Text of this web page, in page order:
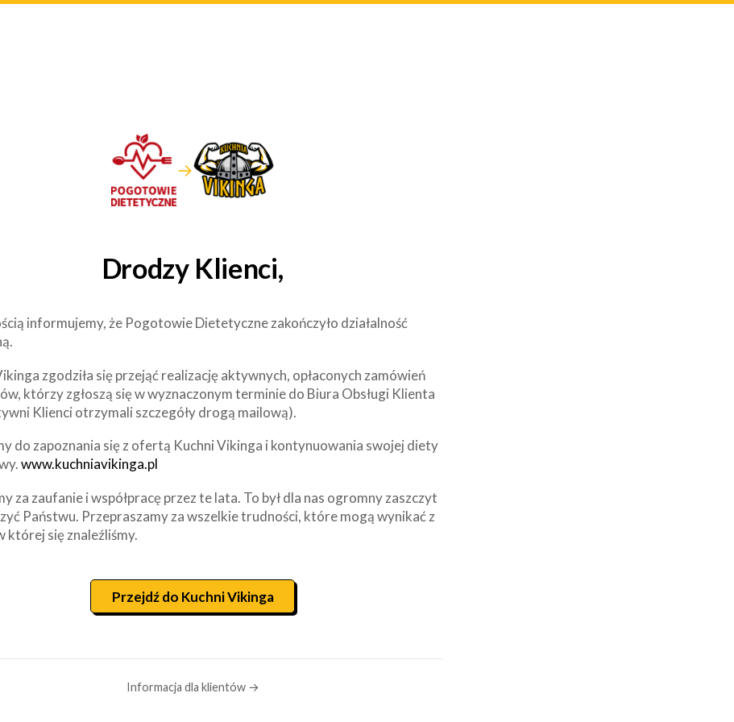
→
Drodzy Klienci,
informujemy, że Pogotowie Dietetyczne zakończyło działalność
zgodziła się przejąć realizację aktywnych, opłaconych zamówień
którzy zgłoszą się w wyznaczonym terminie do Biura Obsługi Klienta
Klienci otrzymali szczegóły drogą mailową).
do zapoznania się z ofertą Kuchni Vikinga i kontynuowania swojej diety
www.kuchniavikinga.pl
za zaufanie i współpracę przez te lata. To był dla nas ogromny zaszczyt
Państwu. Przepraszamy za wszelkie trudności, które mogą wynikać z
której się znaleźliśmy.
Przejdź do Kuchni Vikinga
Informacja dla klientów →